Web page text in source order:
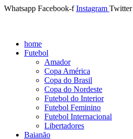
Whatsapp Facebook-f Instagram Twitter
home
Futebol
Amador
Copa América
Copa do Brasil
Copa do Nordeste
Futebol do Interior
Futebol Feminino
Futebol Internacional
Libertadores
Baianão